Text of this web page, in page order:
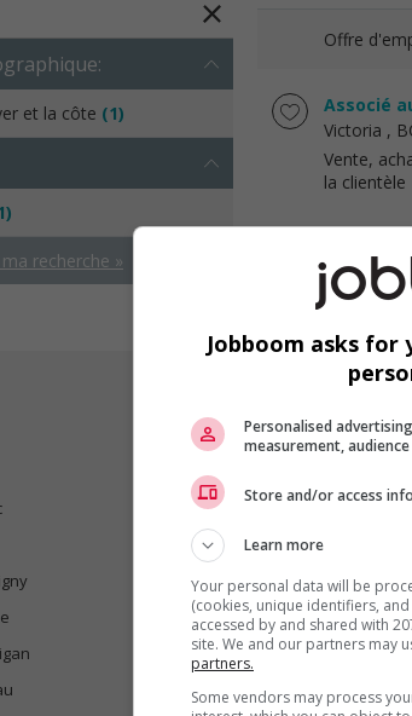
et la côte (1)
recherche »
Offre
Associé
Victoria ,
Vente,
la clientèle
1 - 1 de 1 résultats
Emplois par secteur
Arts et métiers de la mode
Cadres supérieurs
Comptabilité / Assurance
Droit
Marketing / Communication
Tourisme / Hôtellerie
Jobboom asks for
Personalised
measurement,
Store and/or access
Learn more
Your personal data will be
(cookies, unique identifiers,
accessed by and shared with
site. We and our partners may
partners.
Some vendors may process